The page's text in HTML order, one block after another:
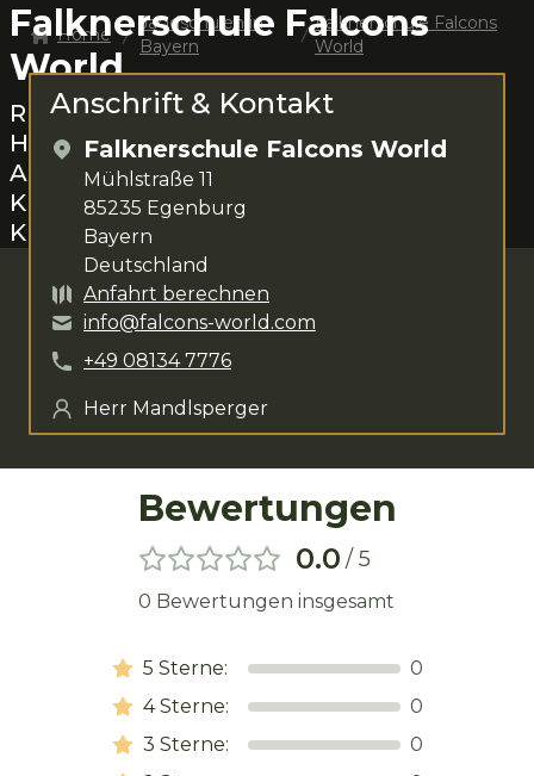
Falknerschule Falcons
World
Rund um Egenburgdas Jagen lernen.
Herr Mandlspergersteht dir für deine
Anliegen zur Verfügung. Das
Kursangebot umfasst
Kurse
.
Home
Jagdschulen in
Bayern
Falknerschule Falcons
World
Anschrift & Kontakt
Falknerschule Falcons World
Mühlstraße 11
85235 Egenburg
Bayern
Deutschland
Anfahrt berechnen
info@falcons-world.com
+49 08134 7776
Herr Mandlsperger
Bewertungen
0.0 / 5
0 Bewertungen insgesamt
5 Sterne:
0
4Sterne:
0
3 Sterne:
0